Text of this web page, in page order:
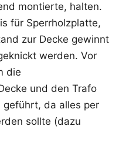
montierte, halten.
für Sperrholzplatte,
zur Decke gewinnt
werden. Vor
die
und den Trafo
geführt, da alles per
sollte (dazu